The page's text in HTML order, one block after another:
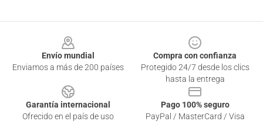
Envío mundial
Enviamos a más de 200 países
Compra con confianza
Protegido 24/7 desde los clics
hasta la entrega
Garantía internacional
Ofrecido en el país de uso
Pago 100% seguro
PayPal / MasterCard / Visa